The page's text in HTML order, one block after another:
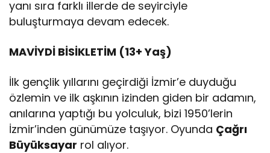
yanı sıra farklı illerde de seyirciyle
buluşturmaya devam edecek.
MAVİYDİ BİSİKLETİM (13+ Yaş)
İlk gençlik yıllarını geçirdiği İzmir’e duyduğu
özlemin ve ilk aşkının izinden giden bir adamın,
anılarına yaptığı bu yolculuk, bizi 1950’lerin
İzmir’inden günümüze taşıyor. Oyunda Çağrı
Büyüksayar rol alıyor.